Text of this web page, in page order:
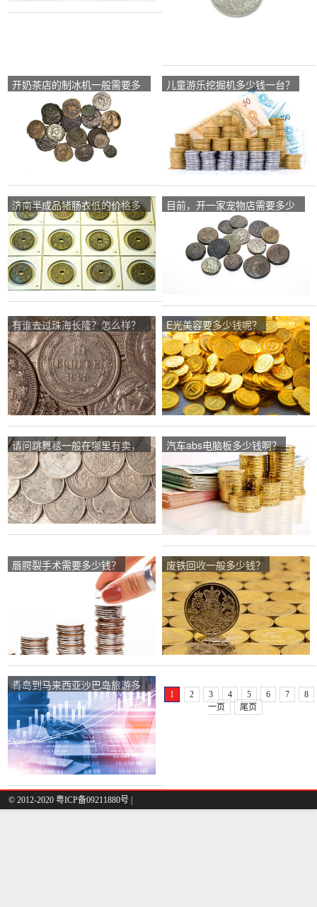
开奶茶店的制冰机一般需要多
儿童游乐挖掘机多少钱一台？
济南半成品猪肠衣低的价格多
少钱一米。13年的？
目前，开一家宠物店需要多少
资金？要注意什么？
有谁去过珠海长隆？怎么样？
里面住一晚多少钱？
E光美容要多少钱呢？
请问跳舞毯一般在哪里有卖，
大概需要多少钱？
汽车abs电脑板多少钱啊？
唇腭裂手术需要多少钱？ 废铁回收一般多少钱？
青岛到马来西亚沙巴岛旅游多
少钱？
1 2 3 4 5 6 7
8
一页
尾页
© 2012-2020 粤ICP备09211880号 |